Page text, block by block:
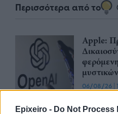
Epixeiro - Do Not Process
Περισσότερα από το
Apple:
μυστικών
06/08/26 |